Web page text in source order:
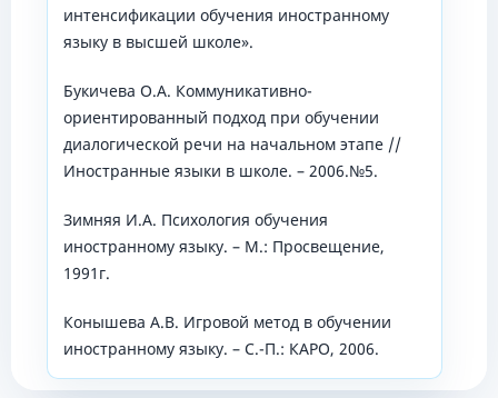
интенсификации обучения иностранному
языку в высшей школе».
Букичева О.А. Коммуникативно-
ориентированный подход при обучении
диалогической речи на начальном этапе //
Иностранные языки в школе. – 2006.№5.
Зимняя И.А. Психология обучения
иностранному языку. – М.: Просвещение,
1991г.
Конышева А.В. Игровой метод в обучении
иностранному языку. – С.-П.: КАРО, 2006.